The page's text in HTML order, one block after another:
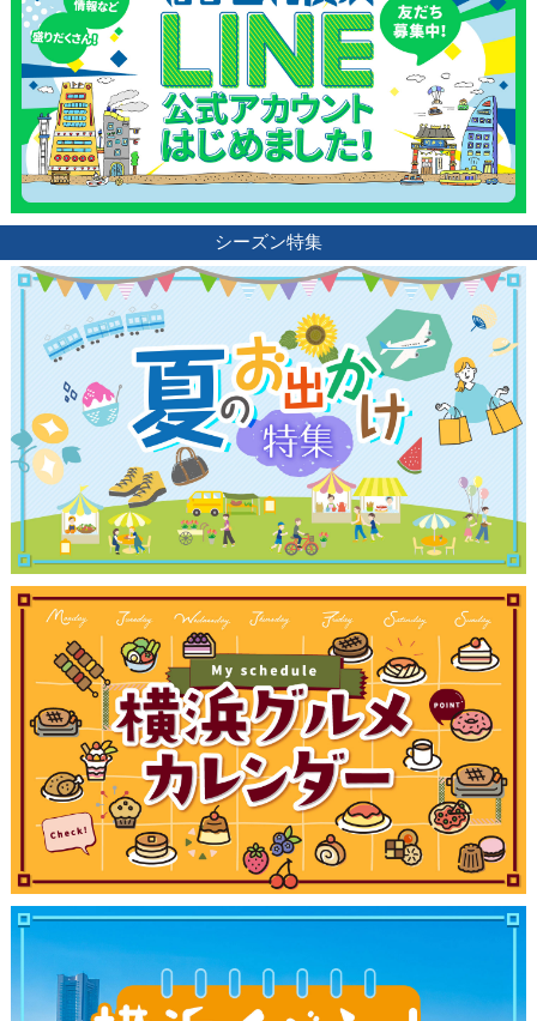
シーズン特集
観光ガイド
ランキング
サイトについて